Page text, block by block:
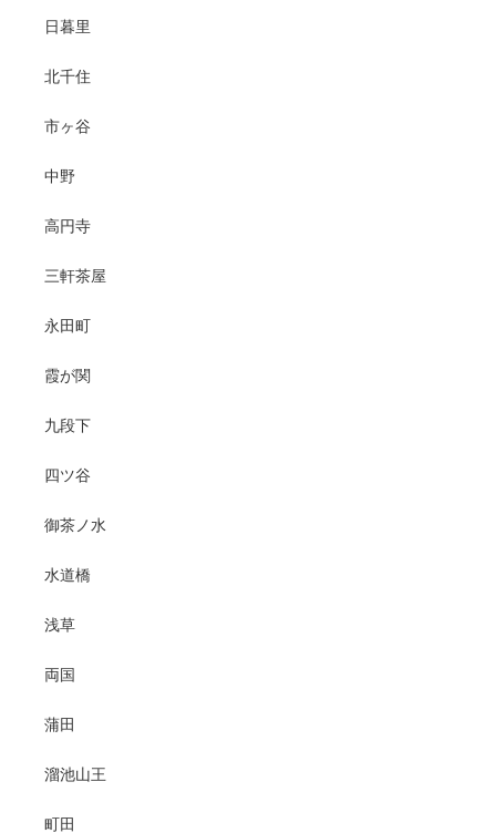
日暮里
北千住
市ヶ谷
中野
高円寺
三軒茶屋
永田町
霞が関
九段下
四ツ谷
御茶ノ水
水道橋
浅草
両国
蒲田
溜池山王
町田